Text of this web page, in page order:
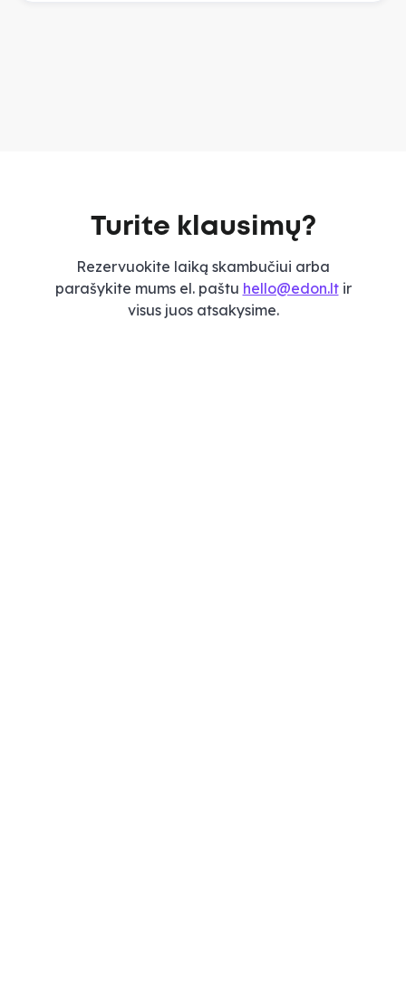
Turite klausimų?
Rezervuokite laiką skambučiui arba
parašykite mums el. paštu hello@edon.ltir
visus juos atsakysime.